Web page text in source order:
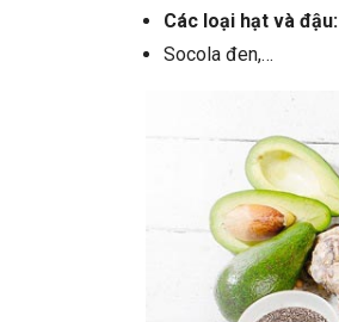
Các loại hạt và đậu:
Socola đen,…